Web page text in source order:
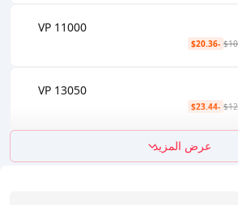
11000 VP
-$20.36
13050 VP
-$23.44
عرض المزيد